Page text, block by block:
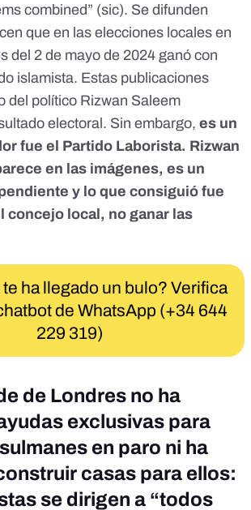
combined” (sic). Se difunden
que en las elecciones locales en
del 2 de mayo de 2024 ganó con
islamista. Estas publicaciones
del político Rizwan Saleem
electoral. Sin embargo, es un
fue el Partido Laborista. Rizwan
en las imágenes, es un
y lo que consiguió fue
concejo local, no ganar las
ha llegado un bulo? Verifica
de WhatsApp (+34 644
229 319)
de Londres no ha
exclusivas para
en paro ni ha
casas para ellos:
se dirigen a “todos